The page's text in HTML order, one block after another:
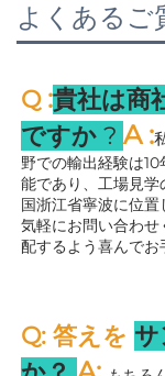
よくあるご
Q :貴社は商
ですか ? A :
野での輸出経験は
能であり、工場見学
国浙江省寧波に位
気軽にお問い合わ
配するよう喜んでお
Q: 答えを